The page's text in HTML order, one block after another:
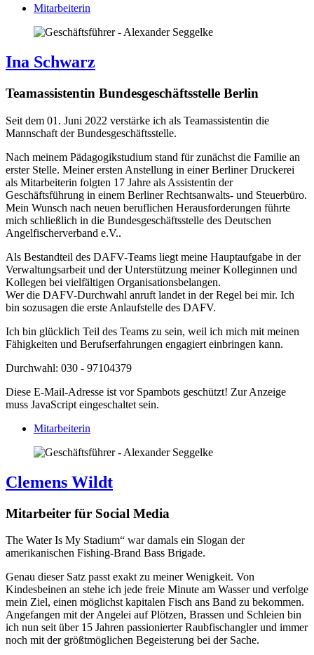
Mitarbeiterin
Ina Schwarz
Teamassistentin Bundesgeschäftsstelle Berlin
Seit dem 01. Juni 2022 verstärke ich als Teamassistentin die
Mannschaft der Bundesgeschäftsstelle.
Nach meinem Pädagogikstudium stand für zunächst die Familie an
erster Stelle. Meiner ersten Anstellung in einer Berliner Druckerei
als Mitarbeiterin folgten 17 Jahre als Assistentin der
Geschäftsführung in einem Berliner Rechtsanwalts- und Steuerbüro.
Mein Wunsch nach neuen beruflichen Herausforderungen führte
mich schließlich in die Bundesgeschäftsstelle des Deutschen
Angelfischerverband e.V..
Als Bestandteil des DAFV-Teams liegt meine Hauptaufgabe in der
Verwaltungsarbeit und der Unterstützung meiner Kolleginnen und
Kollegen bei vielfältigen Organisationsbelangen.
Wer die DAFV-Durchwahl anruft landet in der Regel bei mir. Ich
bin sozusagen die erste Anlaufstelle des DAFV.
Ich bin glücklich Teil des Teams zu sein, weil ich mich mit meinen
Fähigkeiten und Berufserfahrungen engagiert einbringen kann.
Durchwahl: 030 - 97104379
Diese E-Mail-Adresse ist vor Spambots geschützt! Zur Anzeige
muss JavaScript eingeschaltet sein.
Mitarbeiterin
Clemens Wildt
Mitarbeiter für Social Media
The Water Is My Stadium“ war damals ein Slogan der
amerikanischen Fishing-Brand Bass Brigade.
Genau dieser Satz passt exakt zu meiner Wenigkeit. Von
Kindesbeinen an stehe ich jede freie Minute am Wasser und verfolge
mein Ziel, einen möglichst kapitalen Fisch ans Band zu bekommen.
Angefangen mit der Angelei auf Plötzen, Brassen und Schleien bin
ich nun seit über 15 Jahren passionierter Raubfischangler und immer
noch mit der größtmöglichen Begeisterung bei der Sache.